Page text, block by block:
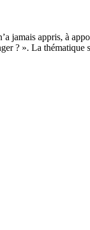
jamais appris, à
? ». La thématique